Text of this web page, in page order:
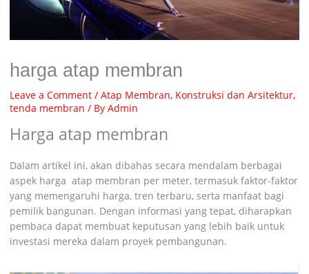
harga atap membran
Leave a Comment / Atap Membran, Konstruksi dan Arsitektur,
tenda membran / By Admin
Harga atap membran
Dalam artikel ini, akan dibahas secara mendalam berbagai
aspek harga atap membran per meter, termasuk faktor-faktor
yang memengaruhi harga, tren terbaru, serta manfaat bagi
pemilik bangunan. Dengan informasi yang tepat, diharapkan
pembaca dapat membuat keputusan yang lebih baik untuk
investasi mereka dalam proyek pembangunan.